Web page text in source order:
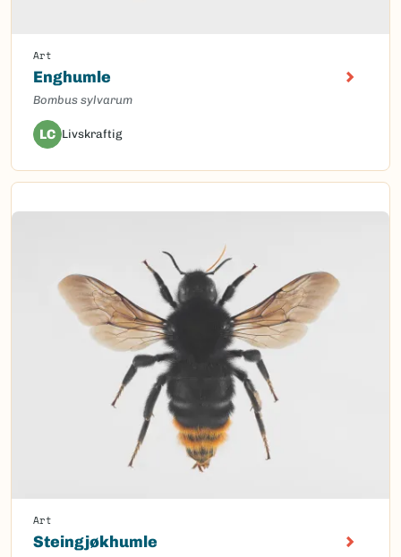
Art
Enghumle
Bombus sylvarum
LC Livskraftig
Art
Steingjøkhumle